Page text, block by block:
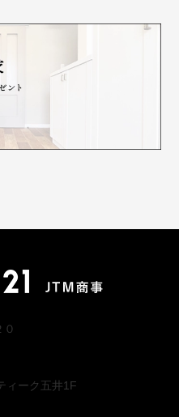
ーク五井1F